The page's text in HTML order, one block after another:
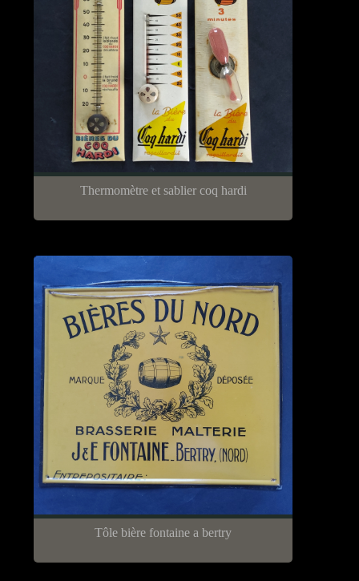
Thermomètre et sablier coq hardi
Tôle bière fontaine a bertry